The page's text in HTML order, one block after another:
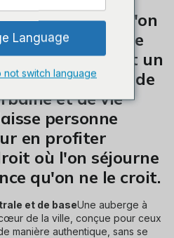
une ville que l'on
se vit, se
se savoure. C'est un
de modernité, de
et de vie
personne
en profiter
où l'on séjourne
qu'on ne le croit.
et de baseUne auberge à
de la ville, conçue pour ceux
manière authentique, sans se
Language
not switch language